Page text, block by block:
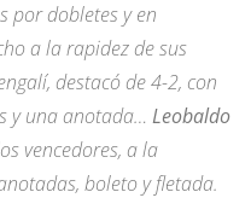
por dobletes y en
a la rapidez de sus
destacó de 4-2, con
y una anotada… Leobaldo
vencedores, a la
boleto y fletada.